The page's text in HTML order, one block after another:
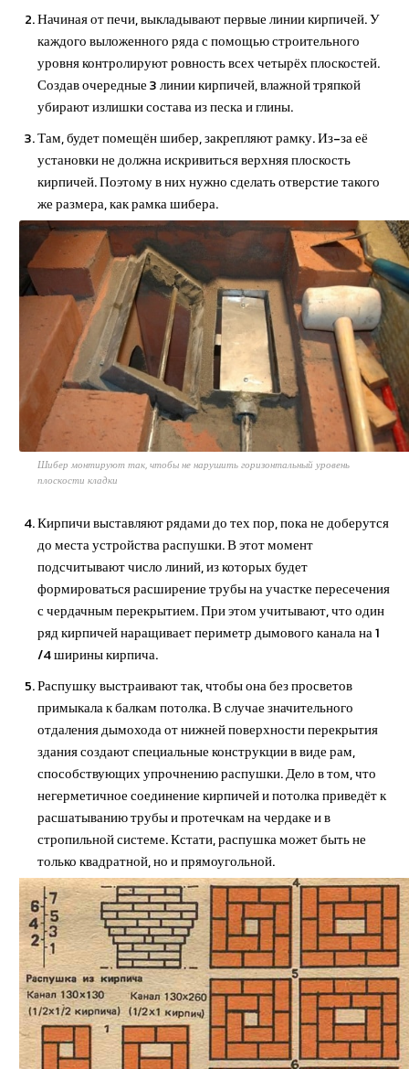
Начиная от печи, выкладывают первые линии кирпичей. У
каждого выложенного ряда с помощью строительного
уровня контролируют ровность всех четырёх плоскостей.
Создав очередные 3 линии кирпичей, влажной тряпкой
убирают излишки состава из песка и глины.
Там, будет помещён шибер, закрепляют рамку. Из-за её
установки не должна искривиться верхняя плоскость
кирпичей. Поэтому в них нужно сделать отверстие такого
же размера, как рамка шибера.
Шибер монтируют так, чтобы не нарушить горизонтальный уровень
плоскости кладки
Кирпичи выставляют рядами до тех пор, пока не доберутся
до места устройства распушки. В этот момент
подсчитывают число линий, из которых будет
формироваться расширение трубы на участке пересечения
с чердачным перекрытием. При этом учитывают, что один
ряд кирпичей наращивает периметр дымового канала на 1
/4 ширины кирпича.
Распушку выстраивают так, чтобы она без просветов
примыкала к балкам потолка. В случае значительного
отдаления дымохода от нижней поверхности перекрытия
здания создают специальные конструкции в виде рам,
способствующих упрочнению распушки. Дело в том, что
негерметичное соединение кирпичей и потолка приведёт к
расшатыванию трубы и протечкам на чердаке и в
стропильной системе. Кстати, распушка может быть не
только квадратной, но и прямоугольной.